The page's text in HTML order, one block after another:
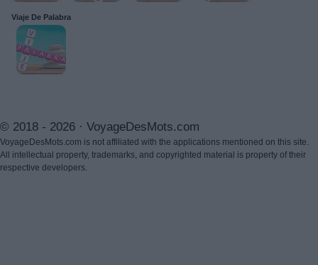
Viaje De Palabra
© 2018 - 2026 · VoyageDesMots.com
VoyageDesMots.com is not affiliated with the applications mentioned on this site.
All intellectual property, trademarks, and copyrighted material is property of their
respective developers.